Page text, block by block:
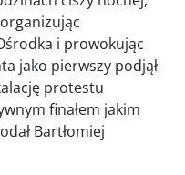
i prowokując
jako pierwszy podjął
protestu
finałem jakim
Bartłomiej